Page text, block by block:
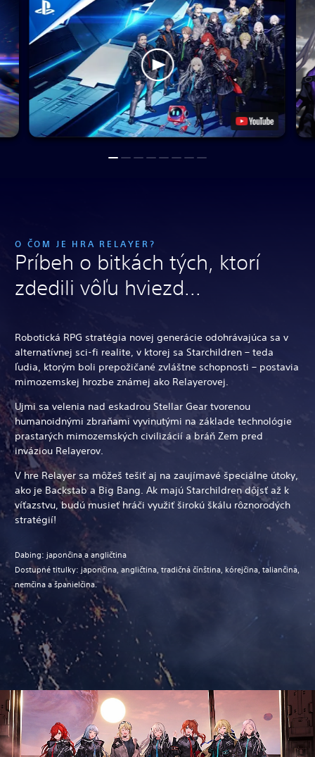
O ČOM JE HRA RELAYER?
Príbeh o bitkách tých, ktorí
zdedili vôľu hviezd...
Robotická RPG stratégia novej generácie odohrávajúca sa v
alternatívnej sci-fi realite, v ktorej sa Starchildren – teda
ľudia, ktorým boli prepožičané zvláštne schopnosti – postavia
mimozemskej hrozbe známej ako Relayerovej.
Ujmi sa velenia nad eskadrou Stellar Gear tvorenou
humanoidnými zbraňami vyvinutými na základe technológie
prastarých mimozemských civilizácií a bráň Zem pred
inváziou Relayerov.
V hre Relayer sa môžeš tešiť aj na zaujímavé špeciálne útoky,
ako je Backstab a Big Bang. Ak majú Starchildren dôjsť až k
víťazstvu, budú musieť hráči využiť širokú škálu rôznorodých
stratégií!
Dabing: japončina a angličtina
Dostupné titulky: japončina, angličtina, tradičná čínština, kórejčina, taliančina,
nemčina a španielčina.